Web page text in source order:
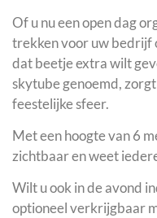
Of u nu een open dag
trekken voor uw bedrijf
dat beetje extra wilt
skytube genoemd,
feestelijke sfeer.
Met een hoogte van 6
zichtbaar en weet
Wilt u ook in de avond
optioneel verkrijgbaar